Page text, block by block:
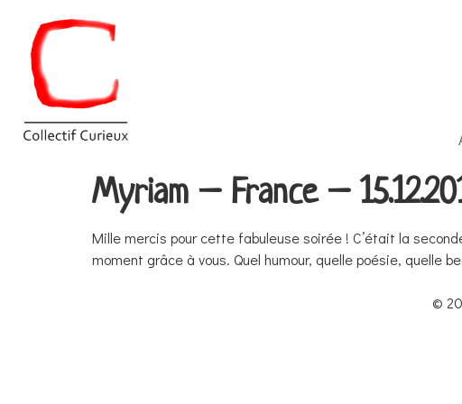
Myriam – France –
Mille mercis pour cette fabuleuse soirée ! C’était la
moment grâce à vous. Quel humour, quelle poésie, quelle
©